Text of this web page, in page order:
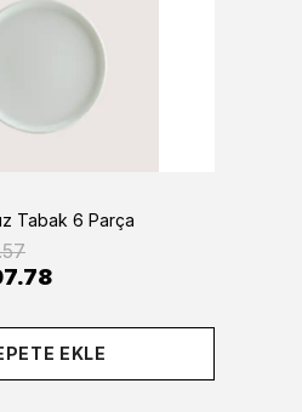
Tabak 6 Parça
EKLE